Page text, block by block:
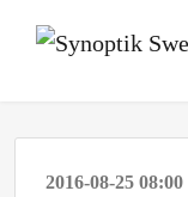
2016-08-25 08:00